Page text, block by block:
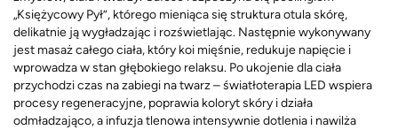
„Księżycowy Pył”, którego mieniąca się struktura otula skórę,
delikatnie ją wygładzając i rozświetlając. Następnie wykonywany
jest masaż całego ciała, który koi mięśnie, redukuje napięcie i
wprowadza w stan głębokiego relaksu. Po ukojenie dla ciała
przychodzi czas na zabiegi na twarz – światłoterapia LED wspiera
procesy regeneracyjne, poprawia koloryt skóry i działa
odmładzająco, a infuzja tlenowa intensywnie dotlenia i nawilża